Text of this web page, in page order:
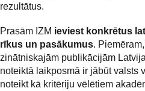
rezultātus.
Prasām IZM ieviest konkrētus
rīkus un pasākumus.
zinātniskajām publikācijām
noteiktā laikposmā ir jābūt valsts
noteikt kā kritēriju vēlētiem